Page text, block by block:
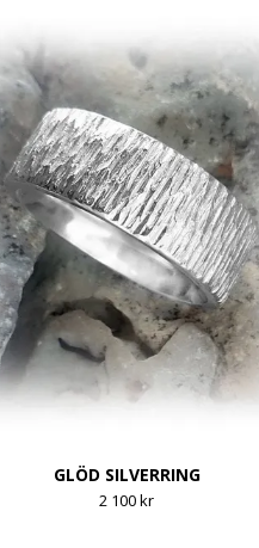
GLÖD SILVERRING
2 100 kr